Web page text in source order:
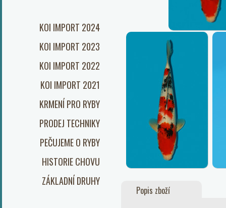
KOI IMPORT 2024
KOI IMPORT 2023
KOI IMPORT 2022
KOI IMPORT 2021
KRMENÍ PRO RYBY
PRODEJ TECHNIKY
PEČUJEME O RYBY
HISTORIE CHOVU
ZÁKLADNÍ DRUHY
Popis zboží